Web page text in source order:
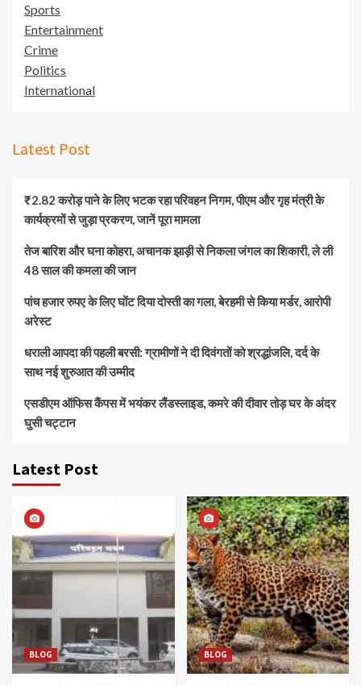
Sports
Entertainment
Crime
Politics
International
Latest Post
₹2.82 करोड़ पाने के लिए भटक रहा परिवहन निगम, पीएम और गृह मंत्री के
कार्यक्रमों से जुड़ा प्रकरण, जानें पूरा मामला
तेज बारिश और घना कोहरा, अचानक झाड़ी से निकला जंगल का शिकारी, ले ली
48 साल की कमला की जान
पांच हजार रुपए के लिए घोंट दिया दोस्ती का गला, बेरहमी से किया मर्डर, आरोपी
अरेस्ट
धराली आपदा की पहली बरसी: ग्रामीणों ने दी दिवंगतों को श्रद्धांजलि, दर्द के
साथ नई शुरुआत की उम्मीद
एसडीएम ऑफिस कैंपस में भयंकर लैंडस्लाइड, कमरे की दीवार तोड़ घर के अंदर
घुसी चट्टान
Latest Post
BLOG BLOG